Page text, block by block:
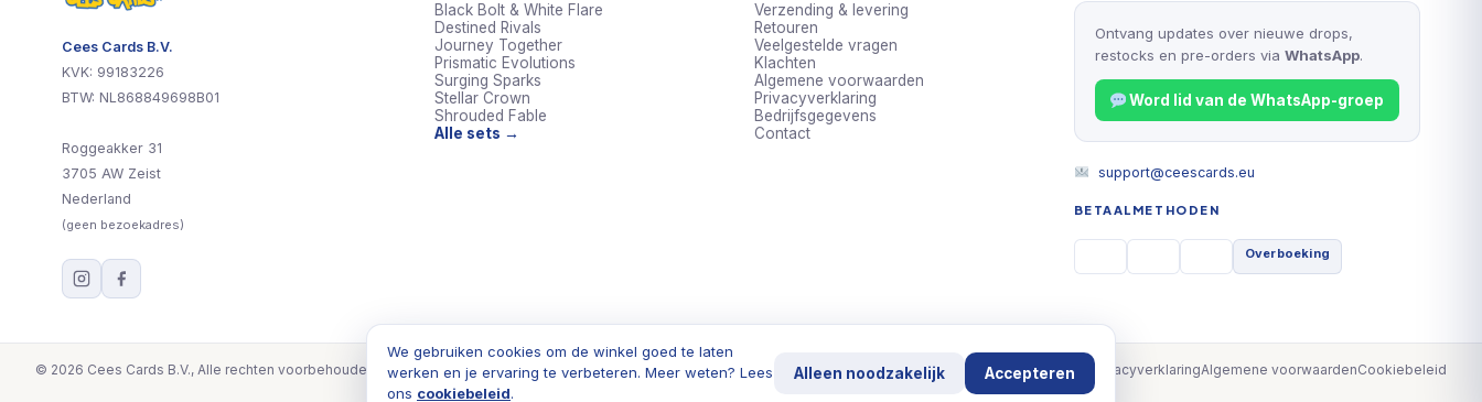
Cees Cards B.V.
KVK: 99183226
BTW: NL868849698B01
Roggeakker 31
3705 AW Zeist
Nederland
(geen bezoekadres)
Black Bolt & White Flare
Destined Rivals
Journey Together
Prismatic Evolutions
Surging Sparks
Stellar Crown
Shrouded Fable
Alle sets →
Verzending & levering
Retouren
Veelgestelde vragen
Klachten
Algemene voorwaarden
Privacyverklaring
Bedrijfsgegevens
Contact
Ontvang updates over nieuwe drops,
restocks en pre-orders via WhatsApp.
Word lid van de WhatsApp-groep
support@ceescards.eu
BETAALMETHODEN
Overboeking
© 2026 Cees Cards B.V., Alle rechten voorbehouden PrivacyverklaringAlgemene voorwaardenCookiebeleid
We gebruiken cookies om de winkel goed te laten
werken en je ervaring te verbeteren. Meer weten? Lees
ons cookiebeleid.
Alleen noodzakelijk Accepteren